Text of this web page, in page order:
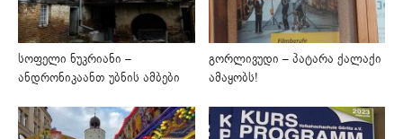
სოფელი ნუკრიანი –
ანდრონიკაანთ უბნის ამბები
გორლივუდი – პატარა ქალაქი
ამაყობს!